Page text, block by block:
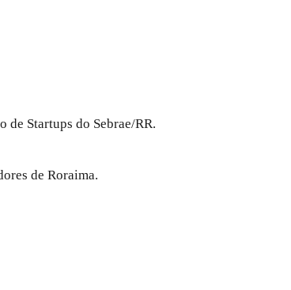
de Startups do Sebrae/RR.
de Roraima.